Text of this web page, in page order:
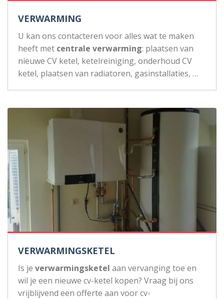
VERWARMING
U kan ons contacteren voor alles wat te maken
heeft met centrale verwarming: plaatsen van
nieuwe CV ketel, ketelreiniging, onderhoud CV
ketel, plaatsen van radiatoren, gasinstallaties, …
VERWARMINGSKETEL
Is je verwarmingsketel aan vervanging toe en
wil je een nieuwe cv-ketel kopen? Vraag bij ons
vrijblijvend een offerte aan voor cv-